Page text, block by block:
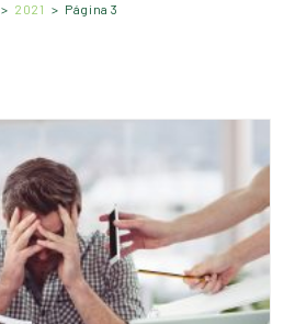
> 2021 > Página 3